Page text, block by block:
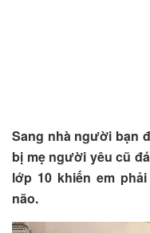
Sang nhà người bạn
bị mẹ người yêu cũ
lớp 10 khiến em
não.